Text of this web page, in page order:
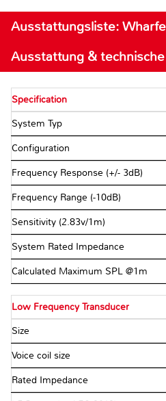
Ausstattungsliste:
Ausstattung &
Specification
System Typ
Configuration
Frequency Response (+/- 3dB)
Frequency Range (-10dB)
Sensitivity (2.83v/1m)
System Rated Impedance
Calculated Maximum SPL @1m
Low Frequency Transducer
Size
Voice coil size
Rated Impedance